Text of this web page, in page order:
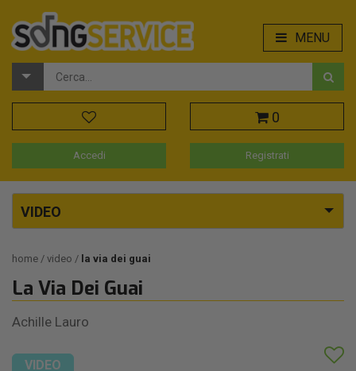
MENU
0
Accedi Registrati
VIDEO
home video la via dei guai
La Via Dei Guai
Achille Lauro
VIDEO